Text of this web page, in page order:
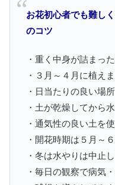
お花初心者でも難し
のコツ
・重く中身が詰まっ
・３月～４月に植え
・日当たりの良い場
・土が乾燥してから
・通気性の良い土を
・開花時期は５月～６
・冬は水やりは中止
・毎日の観察で病気